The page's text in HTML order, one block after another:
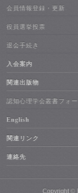
会員情報登録・更新
役員選挙投票
退会手続き
入会案内
関連出版物
認知心理学会叢書フォー
English
関連リンク
連絡先
Copyright ©